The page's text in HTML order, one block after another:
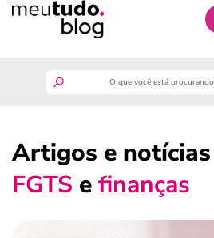
guia do trabalhador
Artigos e
FGTS efinanças